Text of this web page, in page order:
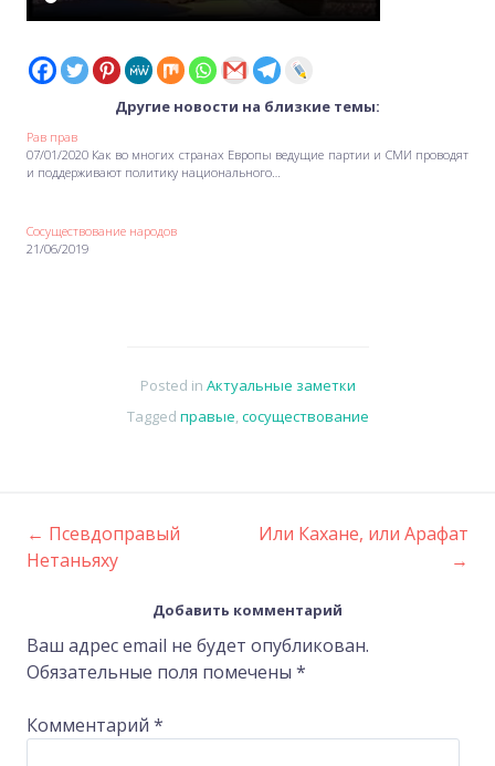
Другие новости на близкие темы:
Рав прав
07/01/2020 Как во многих странах Европы ведущие партии и СМИ проводят
и поддерживают политику национального…
Сосуществование народов
21/06/2019
Posted in Актуальные заметки
Tagged правые,сосуществование
Post
navigation
← Псевдоправый
Нетаньяху
Или Кахане, или Арафат
→
Добавить комментарий
Ваш адрес email не будет опубликован.
Обязательные поля помечены *
Комментарий *